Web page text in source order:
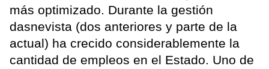
más optimizado. Durante la gestión
dasnevista (dos anteriores y parte de la
actual) ha crecido considerablemente la
cantidad de empleos en el Estado. Uno de